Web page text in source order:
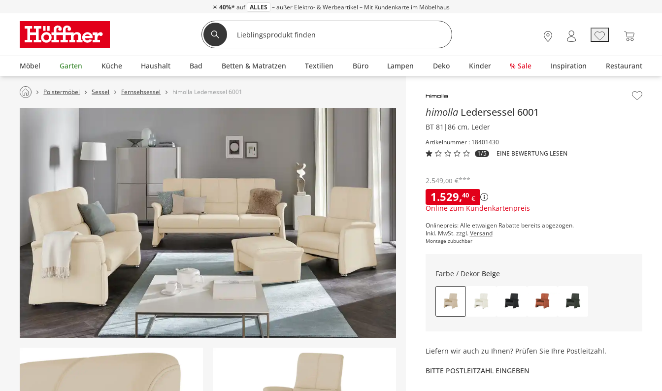
☀ 40%* auf ALLES – außer Elektro- & Werbeartikel – Mit Kundenkarte im Möbelhaus
Möbel Garten Küche Haushalt Bad Betten & Matratzen Textilien Büro Lampen Deko Kinder % Sale Inspiration Restaurant
Polstermöbel Sessel Fernsehsessel himolla Ledersessel 6001 Inhalt der Seitenleiste überspringen - Zum Seitenende
himolla Ledersessel 6001
BT 81|86 cm, Leder
Artikelnummer : 18401430
1/5
EINE BEWERTUNG LESEN
1.529,40 €
Online zum Kundenkartenpreis
2.549,00 €***
Onlinepreis: Alle etwaigen Rabatte bereits abgezogen.
Inkl. MwSt. zzgl.Versand
Montage zubuchbar
Farbe / Dekor Beige
Liefern wir auch zu Ihnen? Prüfen Sie Ihre Postleitzahl.
BITTE POSTLEITZAHL EINGEBEN